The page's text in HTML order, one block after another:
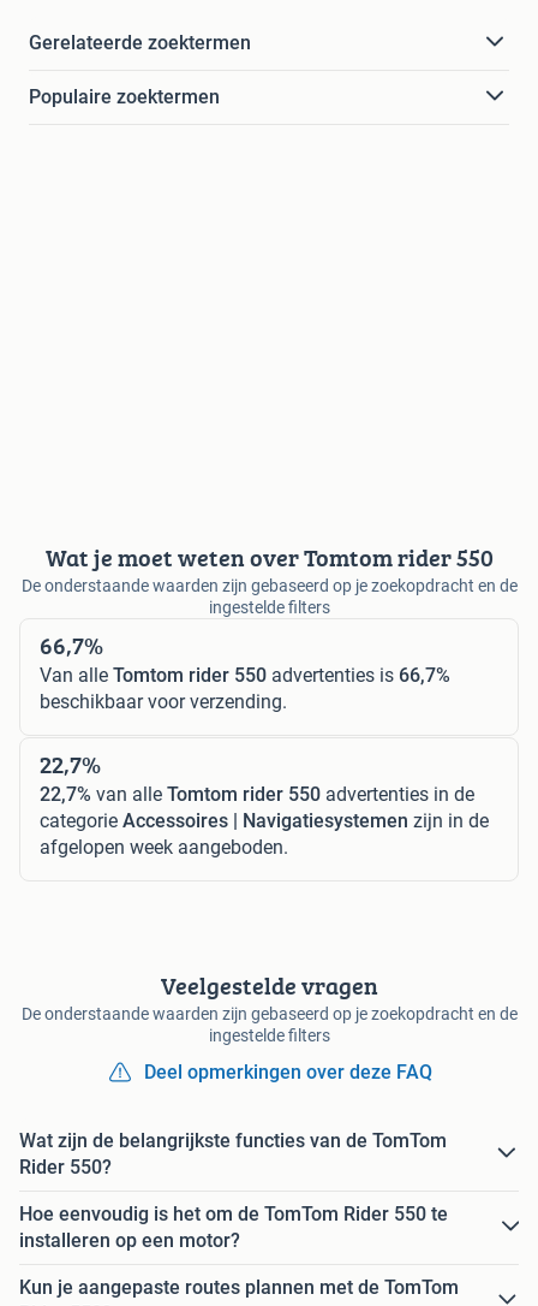
Gerelateerde zoektermen
Populaire zoektermen
Wat je moet weten over Tomtom rider 550
De onderstaande waarden zijn gebaseerd op je zoekopdracht en de
ingestelde filters
66,7%
Van alle Tomtom rider 550 advertenties is 66,7%
beschikbaar voor verzending.
22,7%
22,7% van alle Tomtom rider 550 advertenties in de
categorie Accessoires | Navigatiesystemen zijn in de
afgelopen week aangeboden.
Veelgestelde vragen
De onderstaande waarden zijn gebaseerd op je zoekopdracht en de
ingestelde filters
Deel opmerkingen over deze FAQ
Wat zijn de belangrijkste functies van de TomTom
Rider 550?
Hoe eenvoudig is het om de TomTom Rider 550 te
installeren op een motor?
Kun je aangepaste routes plannen met de TomTom